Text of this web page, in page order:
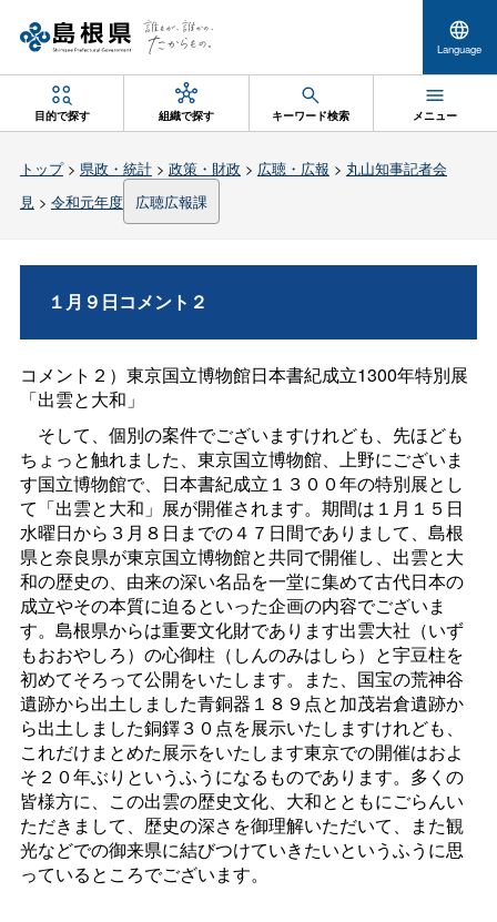
Language
目的で探す 組織で探す キーワード検索 メニュー
トップ> 県政・統計> 政策・財政 > 広聴・広報 > 丸山知事記者会
見> 令和元年度 広聴広報課
１月９日コメント２
コメント２）東京国立博物館日本書紀成立1300年特別展
「出雲と大和」
そして、個別の案件でございますけれども、先ほども
ちょっと触れました、東京国立博物館、上野にございま
す国立博物館で、日本書紀成立１３００年の特別展とし
て「出雲と大和」展が開催されます。期間は１月１５日
水曜日から３月８日までの４７日間でありまして、島根
県と奈良県が東京国立博物館と共同で開催し、出雲と大
和の歴史の、由来の深い名品を一堂に集めて古代日本の
成立やその本質に迫るといった企画の内容でございま
す。島根県からは重要文化財であります出雲大社（いず
もおおやしろ）の心御柱（しんのみはしら）と宇豆柱を
初めてそろって公開をいたします。また、国宝の荒神谷
遺跡から出土しました青銅器１８９点と加茂岩倉遺跡か
ら出土しました銅鐸３０点を展示いたしますけれども、
これだけまとめた展示をいたします東京での開催はおよ
そ２０年ぶりというふうになるものであります。多くの
皆様方に、この出雲の歴史文化、大和とともにごらんい
ただきまして、歴史の深さを御理解いただいて、また観
光などでの御来県に結びつけていきたいというふうに思
っているところでございます。